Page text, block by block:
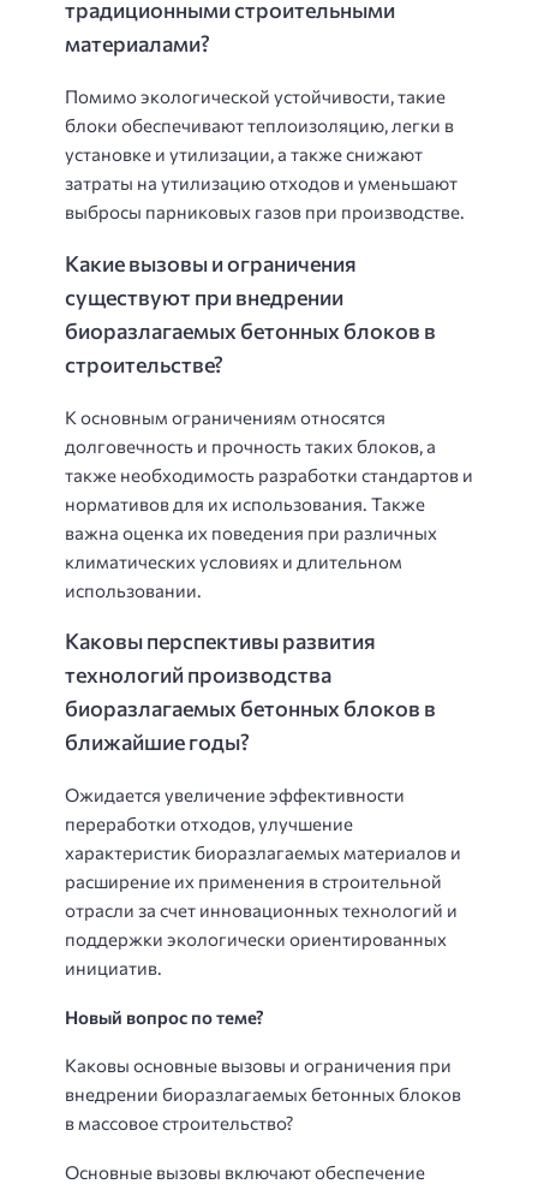
традиционными строительными
материалами?
Помимо экологической устойчивости, такие
блоки обеспечивают теплоизоляцию, легки в
установке и утилизации, а также снижают
затраты на утилизацию отходов и уменьшают
выбросы парниковых газов при производстве.
Какие вызовы и ограничения
существуют при внедрении
биоразлагаемых бетонных блоков в
строительстве?
К основным ограничениям относятся
долговечность и прочность таких блоков, а
также необходимость разработки стандартов и
нормативов для их использования. Также
важна оценка их поведения при различных
климатических условиях и длительном
использовании.
Каковы перспективы развития
технологий производства
биоразлагаемых бетонных блоков в
ближайшие годы?
Ожидается увеличение эффективности
переработки отходов, улучшение
характеристик биоразлагаемых материалов и
расширение их применения в строительной
отрасли за счет инновационных технологий и
поддержки экологически ориентированных
инициатив.
Новый вопрос по теме?
Каковы основные вызовы и ограничения при
внедрении биоразлагаемых бетонных блоков
в массовое строительство?
Основные вызовы включают обеспечение